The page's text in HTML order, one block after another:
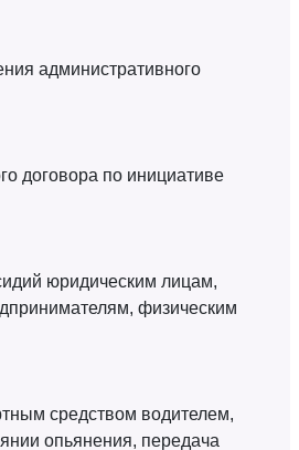
административного
договора по инициативе
юридическим лицам,
физическим
средством водителем,
опьянения, передача